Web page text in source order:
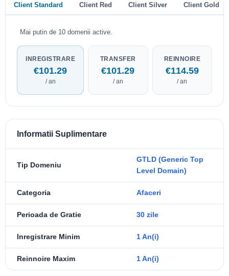
Client Standard Client Red Client Silver Client Gold
Mai putin de 10 domenii active.
INREGISTRARE
€101.29
/ an
TRANSFER
€101.29
/ an
REINNOIRE
€114.59
/ an
Informatii Suplimentare
Tip Domeniu
GTLD (Generic Top
Level Domain)
Categoria Afaceri
Perioada de Gratie 30 zile
Inregistrare Minim 1 An(i)
Reinnoire Maxim 1 An(i)